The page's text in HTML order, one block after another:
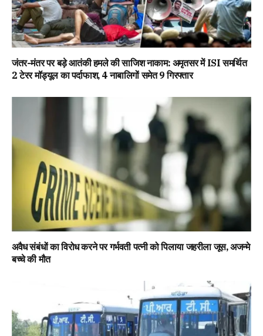
जंतर-मंतर पर बड़े आतंकी हमले की साजिश नाकाम: अमृतसर में ISI समर्थित
2 टेरर मॉड्यूल का पर्दाफाश, 4 नाबालिगों समेत 9 गिरफ्तार
अवैध संबंधों का विरोध करने पर गर्भवती पत्नी को पिलाया जहरीला जूस, अजन्मे
बच्चे की मौत